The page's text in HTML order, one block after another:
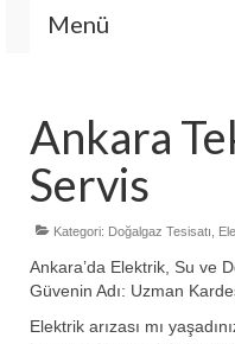
Menü
Hizmetlerimiz
Hakkımızda
Fotoğraf Galerisi
Ankara
Servis
Kategori: Doğalgaz Tesisatı
Ankara’da Elektrik, Su ve
Güvenin Adı: Uzman
Elektrik arızası mı